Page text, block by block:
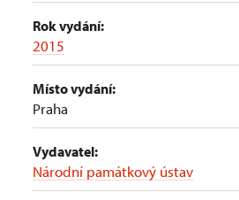
Rok vydání:
2015
Místo vydání:
Praha
Vydavatel:
Národní památkový ústav